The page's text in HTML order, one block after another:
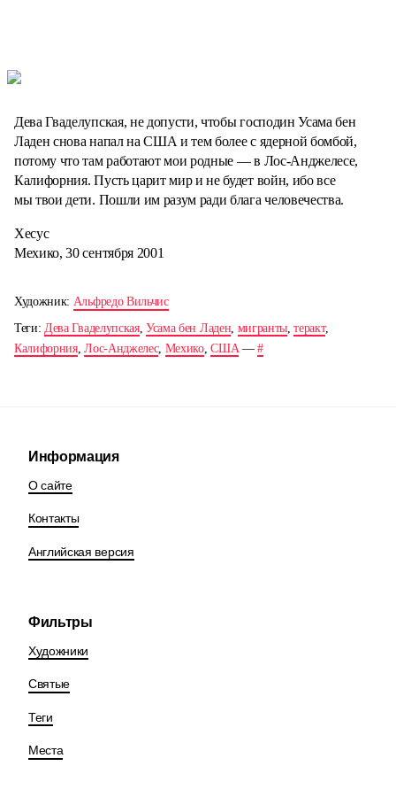
Дева Гваделупская, не допусти, чтобы господин Усама бен
Ладен снова напал на США и тем более с ядерной бомбой,
потому что там работают мои родные — в Лос-Анджелесе,
Калифорния. Пусть царит мир и не будет войн, ибо все
мы твои дети. Пошли им разум ради блага человечества.
Хесус
Мехико, 30 сентября 2001
Художник: Альфредо Вильчис
Теги: Дева Гваделупская,Усама бен Ладен мигранты ,теракт,
Калифорния,Лос-Анджелес, Мехико,США —#
Информация
О сайте
Контакты
Английская версия
Фильтры
Художники
Святые
Теги
Места